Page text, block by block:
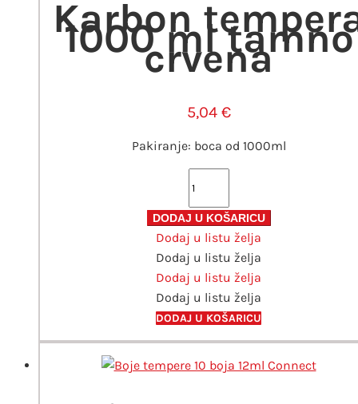
Karbon
1000 ml tamno
crvena
5,04 €
Pakiranje: boca od 1000ml
1000
ml
tamno
crvena
količina
DODAJ U KOŠARICU
Dodaj u listu želja
Dodaj u listu želja
Dodaj u listu želja
Dodaj u listu želja
DODAJ U KOŠARICU